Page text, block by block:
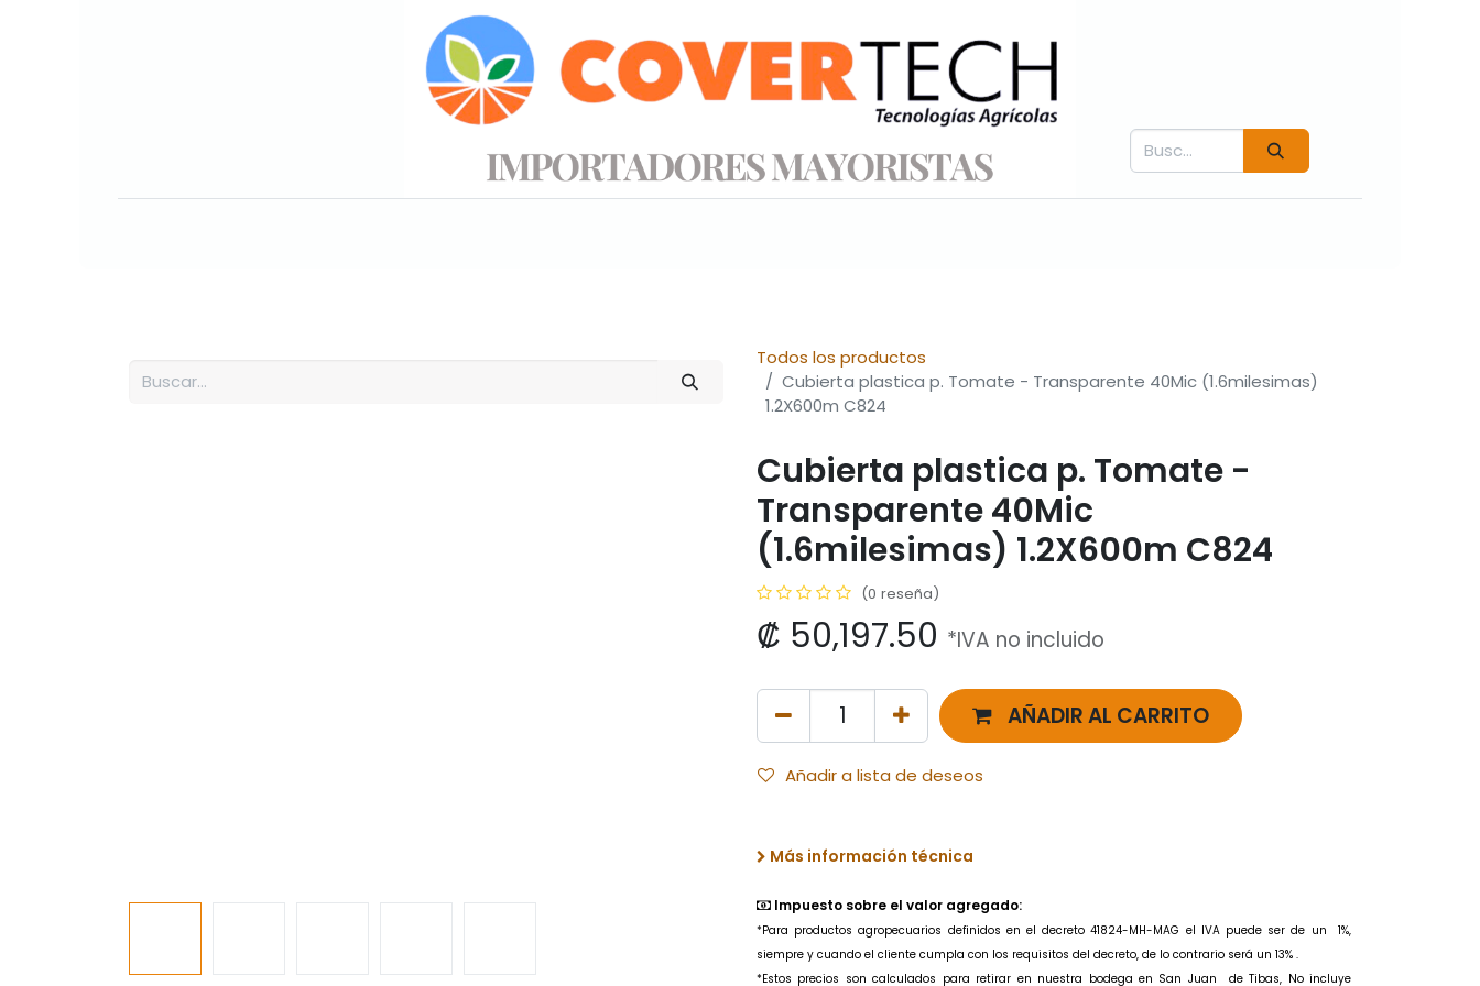
Todos los productos
Cubierta plastica p. Tomate - Transparente 40Mic (1.6milesimas)
1.2X600m C824
Cubierta plastica p. Tomate -
Transparente 40Mic
(1.6milesimas) 1.2X600m C824
(0 reseña)
₡ 50,197.50 *IVA no incluido
AÑADIR AL CARRITO
Añadir a lista de deseos
Más información técnica
Impuesto sobre el valor agregado:
*Para productos agropecuarios definidos en el decreto 41824-MH-MAG el IVA puede ser de un
1%,
siempre y cuando el cliente cumpla con los requisitos del decreto, de lo contrario será un 13% .
*Estos precios son calculados para retirar en nuestra bodega en San Juan de Tibas, No incluye